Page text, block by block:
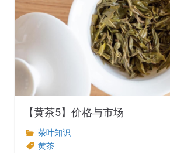
【黄茶5】价格与市场
茶叶知识
黄茶